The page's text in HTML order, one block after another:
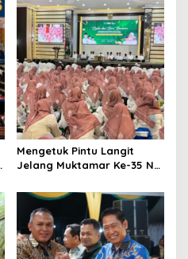
Mengetuk Pintu Langit
Jelang Muktamar Ke-35 NU,
di Surabaya